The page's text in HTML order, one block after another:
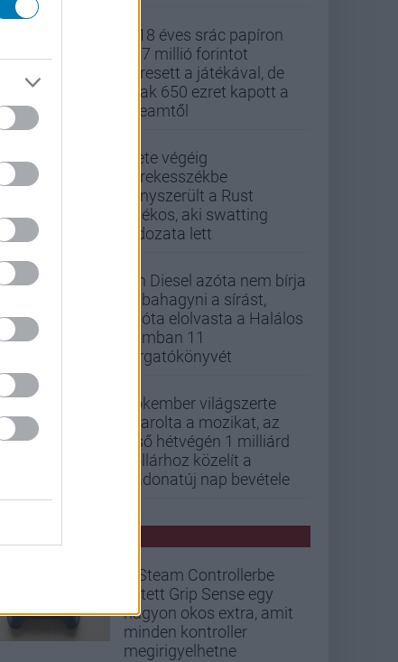
A 18 éves srác papíron
437 millió forintot
keresett a játékával, de
csak 650 ezret kapott a
Steamtől
Élete végéig
kerekesszékbe
kényszerült a Rust
játékos, aki swatting
áldozata lett
Vin Diesel azóta nem bírja
abbahagyni a sírást,
mióta elolvasta a Halálos
iramban 11
forgatókönyvét
Pókember világszerte
letarolta a mozikat, az
első hétvégén 1 milliárd
dollárhoz közelít a
Vadonatúj nap bevétele
A Steam Controllerbe
rejtett Grip Sense egy
nagyon okos extra, amit
minden kontroller
megirigyelhetne